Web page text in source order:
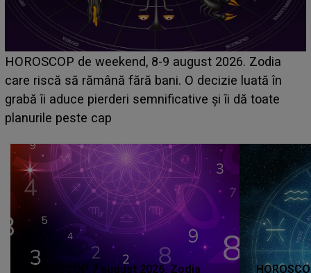
Emanuel a ținut ACEST DETALIU ASCUNS până
acum! În fața Alexandrei, concurentul din Casa Iubirii
face o MĂRTURISIRE NEAȘTEPTATĂ despre mama
sa: "I-am spus și ei în față, eu nu te iubesc pentru
HOROSCOP 7 august 2026. Zodia